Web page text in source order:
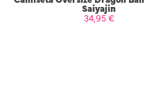
Saiyajin
34,95€